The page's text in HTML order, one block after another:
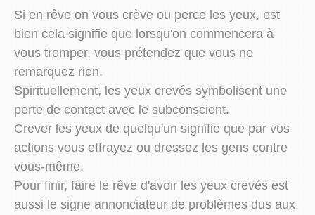
Si en rêve on vous crève ou perce les yeux, est
bien cela signifie que lorsqu'on commencera à
vous tromper, vous prétendez que vous ne
remarquez rien.
Spirituellement, les yeux crevés symbolisent une
perte de contact avec le subconscient.
Crever les yeux de quelqu'un signifie que par vos
actions vous effrayez ou dressez les gens contre
vous-même.
Pour finir, faire le rêve d'avoir les yeux crevés est
aussi le signe annonciateur de problèmes dus aux